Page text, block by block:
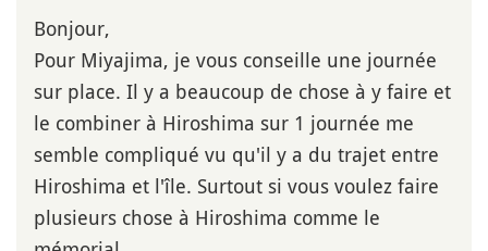
Bonjour,
Pour Miyajima, je vous conseille une journée
sur place. Il y a beaucoup de chose à y faire et
le combiner à Hiroshima sur 1 journée me
semble compliqué vu qu'il y a du trajet entre
Hiroshima et l'île. Surtout si vous voulez faire
plusieurs chose à Hiroshima comme le